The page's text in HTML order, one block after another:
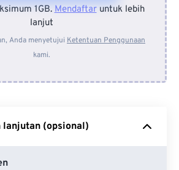
Dari Perangkat
Dari Dropbox
1GB.Mendaftaruntuk lebih
lanjut
Anda menyetujui Ketentuan Penggunaan
kami.
lanjutan (opsional)